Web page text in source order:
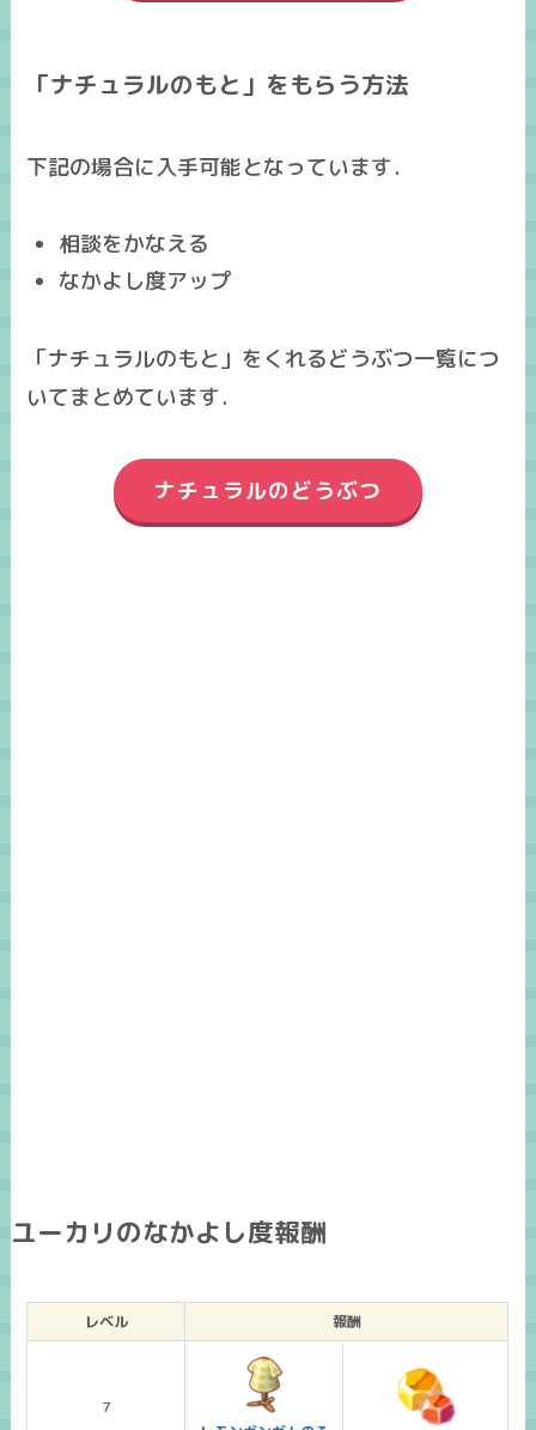
「ナチュラルのもと」をもらう方法
下記の場合に入手可能となっています．
相談をかなえる
なかよし度アップ
「ナチュラルのもと」をくれるどうぶつ一覧につ
いてまとめています．
ナチュラルのどうぶつ
ユーカリのなかよし度報酬
レベル 報酬
7